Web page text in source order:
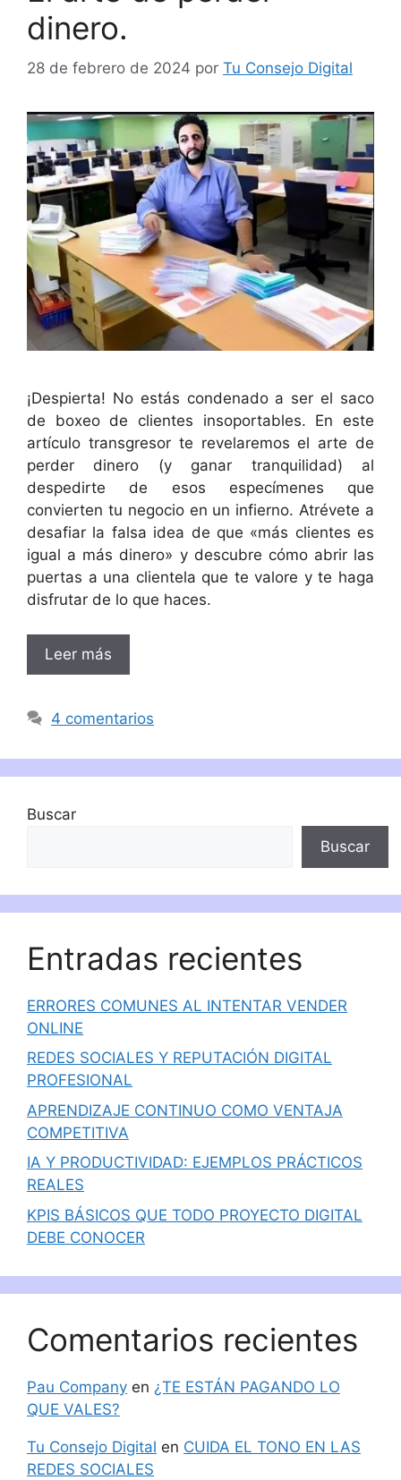
dinero.
28 de febrero de 2024 por Tu Consejo Digital
¡Despierta! No estás condenado a ser el saco
de boxeo de clientes insoportables. En este
artículo transgresor te revelaremos el arte de
perder dinero (y ganar tranquilidad) al
despedirte de esos especímenes que
convierten tu negocio en un infierno. Atrévete a
desafiar la falsa idea de que «más clientes es
igual a más dinero» y descubre cómo abrir las
puertas a una clientela que te valore y te haga
disfrutar de lo que haces.
Leer más
4 comentarios
Buscar
Buscar
Entradas recientes
ERRORES COMUNES AL INTENTAR VENDER
ONLINE
REDES SOCIALES Y REPUTACIÓN DIGITAL
PROFESIONAL
APRENDIZAJE CONTINUO COMO VENTAJA
COMPETITIVA
IA Y PRODUCTIVIDAD: EJEMPLOS PRÁCTICOS
REALES
KPIS BÁSICOS QUE TODO PROYECTO DIGITAL
DEBE CONOCER
Comentarios recientes
Pau Company en ¿TE ESTÁN PAGANDO LO
QUE VALES?
Tu Consejo Digital en CUIDA EL TONO EN LAS
REDES SOCIALES